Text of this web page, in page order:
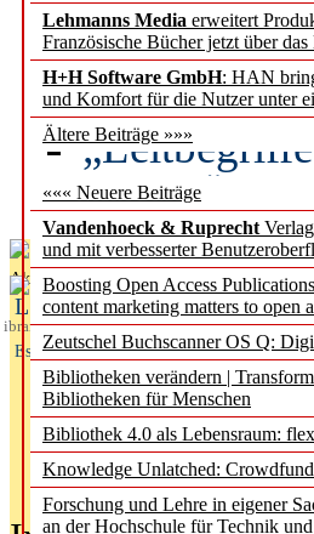
Lehmanns Media erweitert
Französische Bücher jetzt über
H+H Software GmbH: HAN
und Komfort für die Nutzer unter
Ältere Beiträge »»»
««« Neuere Beiträge
Vandenhoeck & Ruprecht
und mit verbesserter
Boosting Open Access
content marketing matters to open
Zeutschel Buchscanner OS Q:
Bibliotheken verändern |
Bibliotheken für Menschen
Bibliothek 4.0 als Lebensraum:
Knowledge Unlatched:
Forschung und Lehre in eigener
an der Hochschule für Technik
Künstliche
besser zu
des BIÖG
Aktuelles aus
L
ibrary
Essentials